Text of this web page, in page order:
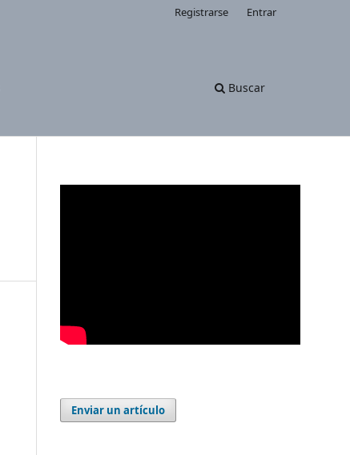
Buscar
Registrarse Entrar
Enviar un artículo